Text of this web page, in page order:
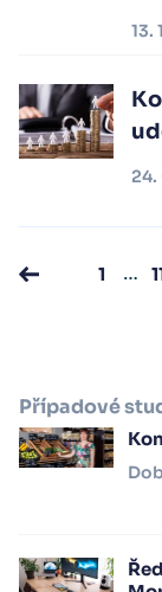
13.
1 …
Případové